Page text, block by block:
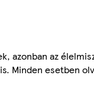
azonban az
Minden esetben